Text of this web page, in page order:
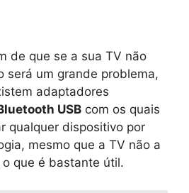
de que se a sua TV não
será um grande problema,
adaptadores
USB com os quais
qualquer dispositivo por
mesmo que a TV não a
que é bastante útil.